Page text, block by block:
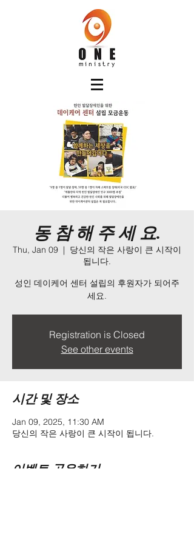
동 참 해 주 세 요.
Thu, Jan 09
  |
당신의 작은 사랑이 큰 시작이
됩니다.
성인 데이케어 센터 설립의 후원자가 되어주
세요.
Registration is Closed
See other events
시간 및 장소
Jan 09, 2025, 11:30 AM
당신의 작은 사랑이 큰 시작이 됩니다.
이벤트 공유하기